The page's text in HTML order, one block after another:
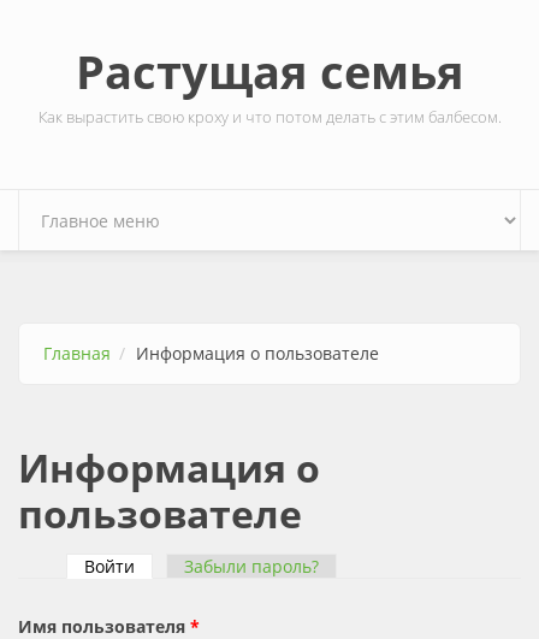
Растущая семья
Как вырастить свою кроху и что потом делать с этим балбесом.
Главная Информация о пользователе
Информация о
пользователе
Войти (активная вкладка)
Забыли пароль?
Имя пользователя *